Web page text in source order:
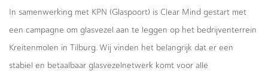
In samenwerking met KPN (Glaspoort) is Clear Mind gestart met
een campagne om glasvezel aan te leggen op het bedrijventerrein
Kreitenmolen in Tilburg. Wij vinden het belangrijk dat er een
stabiel en betaalbaar glasvezelnetwerk komt voor alle